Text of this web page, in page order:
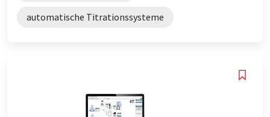
automatische Titrationssysteme